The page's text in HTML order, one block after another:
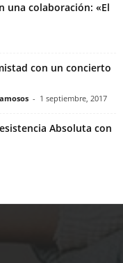
una colaboración: «El
con un concierto
- 1 septiembre, 2017
Absoluta con